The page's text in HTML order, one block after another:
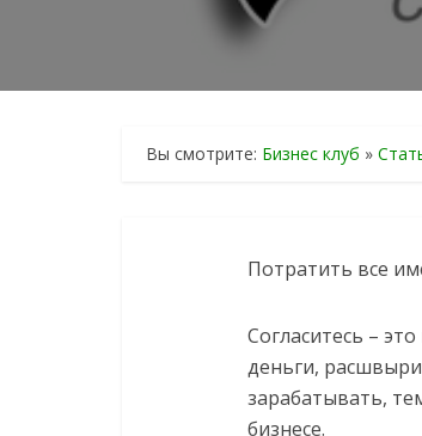
Вы смотрите: Бизнес клуб »
Потратить все
Согласитесь –
деньги,
зарабатывать,
бизнесе.